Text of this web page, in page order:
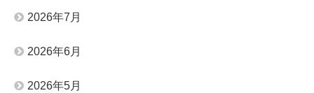
2026年7月
2026年6月
2026年5月